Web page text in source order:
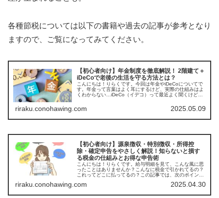
各種節税については以下の書籍や過去の記事が参考となり
ますので、ご覧になってみてください。
【初心者向け】年金制度を徹底解説！ 2階建て＋
iDeCoで老後の生活を守る方法とは？
こんにちは！りらくです。今回は年金やiDeCoについてで
す。年金って言葉はよく耳にするけど、実際の仕組みはよ
くわからない…iDeCo（イデコ）って最近よく聞くけど、
riraku.conohawing.com 2025.05.09
【初心者向け】源泉徴収・特別徴収・所得控
除・確定申告をやさしく解説！知らないと損す
る税金の仕組みとお得な申告術
こんにちは！りらくです。給与明細を見て、こんな風に思
ったことはありませんか？こんなに税金で引かれてるの？
これってどこに払ってるの？この記事では、次のポイント
与所得控除・所得控除のしくみ確定...
riraku.conohawing.com 2025.04.30